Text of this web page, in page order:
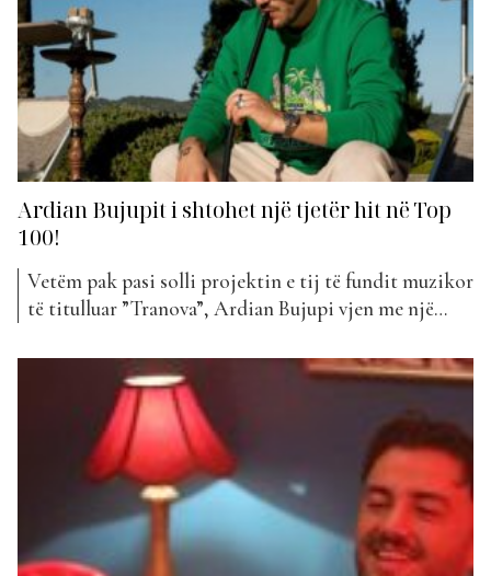
Ardian Bujupit i shtohet një tjetër hit në Top
100!
Vetëm pak pasi solli projektin e tij të fundit muzikor
të titulluar ”Tranova”, Ardian Bujupi vjen me një
pjesë e ”The Top List” këtë javë mban titullin
”Lotto”. Duket se kohët e fundit Ardiani ka qenë
mjaft produktiv duke...